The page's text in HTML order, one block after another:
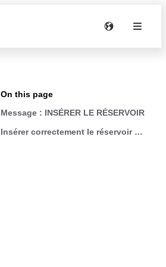
On this page
Message : INSÉRER LE RÉSERVOIR
Insérer correctement le réservoir et